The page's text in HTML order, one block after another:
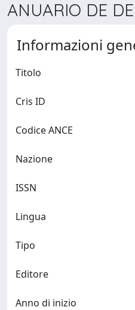
ANUARIO DE
Informazioni
Titolo
Cris ID
Codice ANCE
Nazione
ISSN
Lingua
Tipo
Editore
Anno di inizio